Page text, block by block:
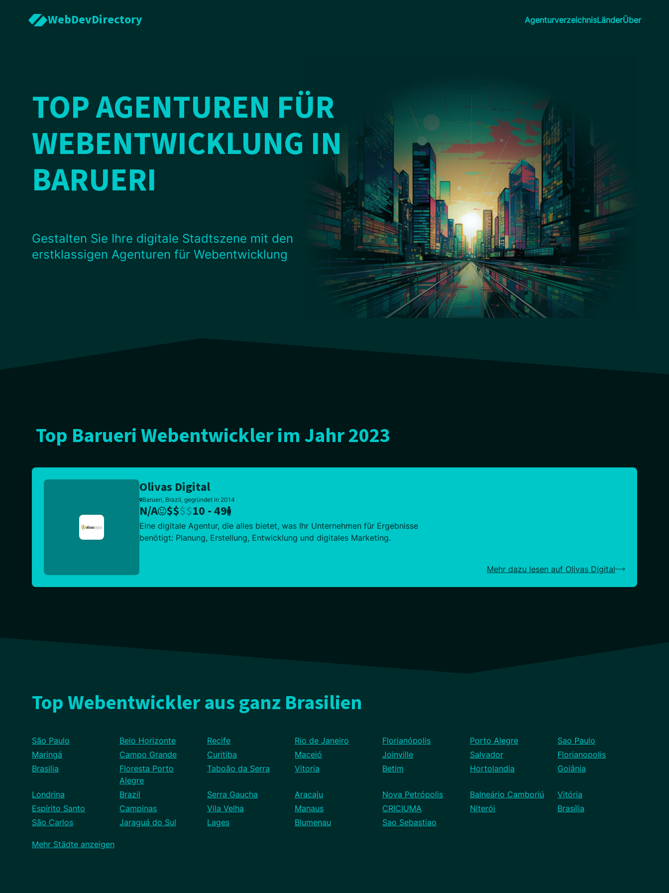
WebDevDirectory AgenturverzeichnisLänderÜber
TOP AGENTUREN FÜR
WEBENTWICKLUNG IN
BARUERI
Gestalten Sie Ihre digitale Stadtszene mit den
erstklassigen Agenturen für Webentwicklung
Top Barueri Webentwickler im Jahr 2023
Olivas Digital
Barueri, Brazil, gegründet in 2014
N/A $$$$10 - 49
Eine digitale Agentur, die alles bietet, was Ihr Unternehmen für Ergebnisse
benötigt: Planung, Erstellung, Entwicklung und digitales Marketing.
Mehr dazu lesen auf Olivas Digital
Top Webentwickler aus ganz Brasilien
São Paulo Belo Horizonte Recife Rio de Janeiro Florianópolis Porto Alegre
Sao Paulo
Maringá
Campo Grande Curitiba Maceió Joinville Salvador
Florianopolis
Brasilia
Floresta Porto
Alegre
Taboão da Serra Vitoria Betim Hortolandia Goiânia
Londrina Brazil Serra Gaucha Aracaju Nova Petrópolis Balneário Camboriú
Vitória
Espírito Santo
Campinas Vila Velha Manaus CRICIUMA Niterói
Brasília
São Carlos
Jaraguá do Sul Lages Blumenau Sao Sebastiao
Mehr Städte anzeigen